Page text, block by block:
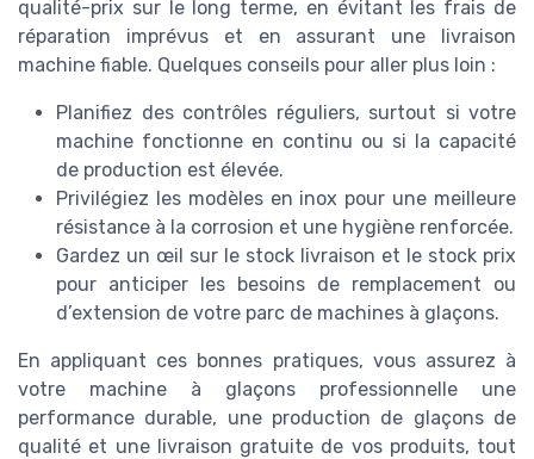
qualité-prix sur le long terme, en évitant les frais de
réparation imprévus et en assurant une livraison
machine fiable. Quelques conseils pour aller plus loin :
Planifiez des contrôles réguliers, surtout si votre
machine fonctionne en continu ou si la capacité
de production est élevée.
Privilégiez les modèles en inox pour une meilleure
résistance à la corrosion et une hygiène renforcée.
Gardez un œil sur le stock livraison et le stock prix
pour anticiper les besoins de remplacement ou
d’extension de votre parc de machines à glaçons.
En appliquant ces bonnes pratiques, vous assurez à
votre machine à glaçons professionnelle une
performance durable, une production de glaçons de
qualité et une livraison gratuite de vos produits, tout